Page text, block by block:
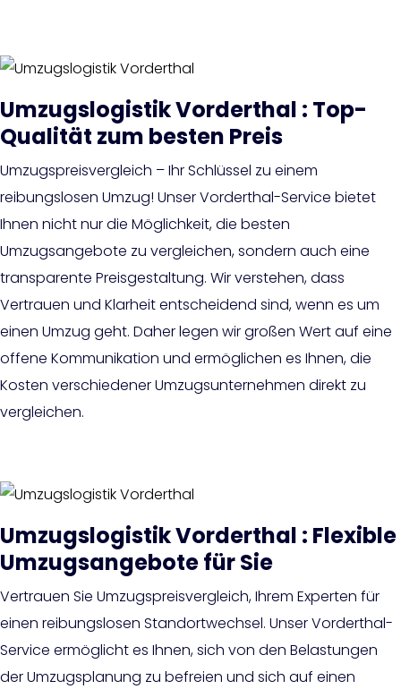
Umzugslogistik Vorderthal : Top-
Qualität zum besten Preis
Umzugspreisvergleich – Ihr Schlüssel zu einem
reibungslosen Umzug! Unser Vorderthal-Service bietet
Ihnen nicht nur die Möglichkeit, die besten
Umzugsangebote zu vergleichen, sondern auch eine
transparente Preisgestaltung. Wir verstehen, dass
Vertrauen und Klarheit entscheidend sind, wenn es um
einen Umzug geht. Daher legen wir großen Wert auf eine
offene Kommunikation und ermöglichen es Ihnen, die
Kosten verschiedener Umzugsunternehmen direkt zu
vergleichen.
Umzugslogistik Vorderthal : Flexible
Umzugsangebote für Sie
Vertrauen Sie Umzugspreisvergleich, Ihrem Experten für
einen reibungslosen Standortwechsel. Unser Vorderthal-
Service ermöglicht es Ihnen, sich von den Belastungen
der Umzugsplanung zu befreien und sich auf einen